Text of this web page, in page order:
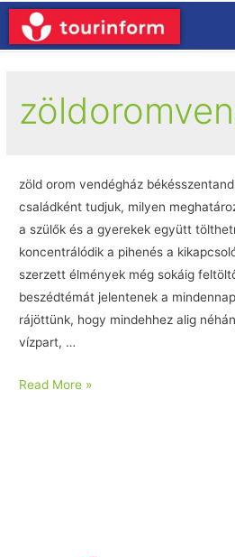
zöld orom vendégház
családként tudjuk, milyen
a szülők és a gyerekek együtt
koncentrálódik a pihenés a
szerzett élmények még sokáig
beszédtémát jelentenek a
rájöttünk, hogy mindehhez alig
vízpart, …
Read More »